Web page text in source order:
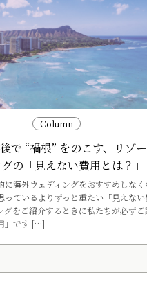
Column
で “禍根” をのこす、リゾ
の「見えない費用とは？」
に海外ウェディングをおすすめしなく
ているよりずっと重たい「見えない
グをご紹介するときに私たちが必ずご
」です […]